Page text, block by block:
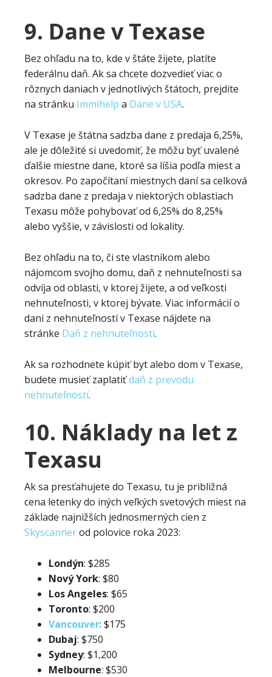
9. Dane v Texase
Bez ohľadu na to, kde v štáte žijete, platíte
federálnu daň. Ak sa chcete dozvedieť viac o
rôznych daniach v jednotlivých štátoch, prejdite
na stránku Immihelp a Dane v USA.
V Texase je štátna sadzba dane z predaja 6,25%,
ale je dôležité si uvedomiť, že môžu byť uvalené
ďalšie miestne dane, ktoré sa líšia podľa miest a
okresov. Po započítaní miestnych daní sa celková
sadzba dane z predaja v niektorých oblastiach
Texasu môže pohybovať od 6,25% do 8,25%
alebo vyššie, v závislosti od lokality.
Bez ohľadu na to, či ste vlastníkom alebo
nájomcom svojho domu, daň z nehnuteľnosti sa
odvíja od oblasti, v ktorej žijete, a od veľkosti
nehnuteľnosti, v ktorej bývate. Viac informácií o
dani z nehnuteľností v Texase nájdete na
stránke Daň z nehnuteľností.
Ak sa rozhodnete kúpiť byt alebo dom v Texase,
budete musieť zaplatiťdaň z prevodu
nehnuteľností.
10. Náklady na let z
Texasu
Ak sa presťahujete do Texasu, tu je približná
cena letenky do iných veľkých svetových miest na
základe najnižších jednosmerných cien z
Skyscannerod polovice roka 2023:
Londýn: $285
NovýYork: $80
LosAngeles: $65
Toronto: $200
Vancouver: $175
Dubaj: $750
Sydney: $1,200
Melbourne: $530